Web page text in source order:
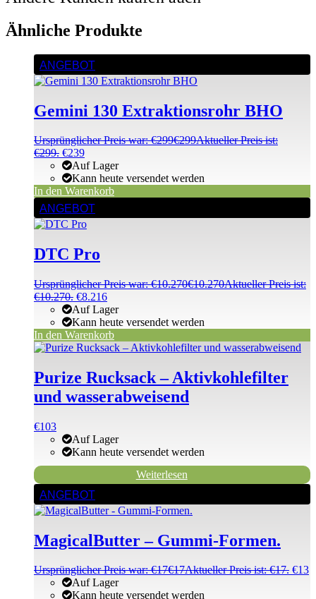
Ähnliche Produkte
ANGEBOT
Gemini 130 Extraktionsrohr BHO
Ursprünglicher Preis war: €299€299Aktueller Preis ist:
€299. €239
Auf Lager
Kann heute versendet werden
In den Warenkorb
ANGEBOT
DTC Pro
Ursprünglicher Preis war: €10.270€10.270Aktueller Preis ist:
€10.270. €8.216
Auf Lager
Kann heute versendet werden
In den Warenkorb
Purize Rucksack – Aktivkohlefilter
und wasserabweisend
€103
Auf Lager
Kann heute versendet werden
Weiterlesen
ANGEBOT
MagicalButter – Gummi-Formen.
Ursprünglicher Preis war: €17€17Aktueller Preis ist: €17. €13
Auf Lager
Kann heute versendet werden